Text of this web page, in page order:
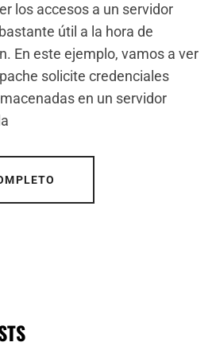
los accesos a un servidor
útil a la hora de
En este ejemplo, vamos a ver
solicite credenciales
en un servidor